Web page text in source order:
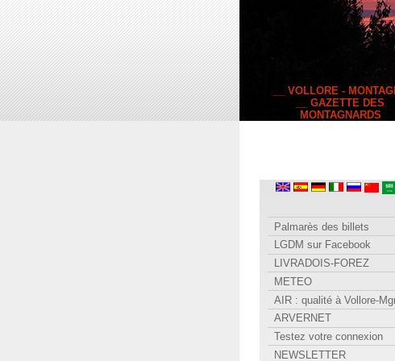
__ VOLLORE -
__ GAZETTE DES
MONTAGNARDS
Palmarès des billets
LGDM sur Facebook
LIVRADOIS-FOREZ
METEO
AIR : qualité à Vollore-
ARVERNET
Testez votre connexion
NEWSLETTER